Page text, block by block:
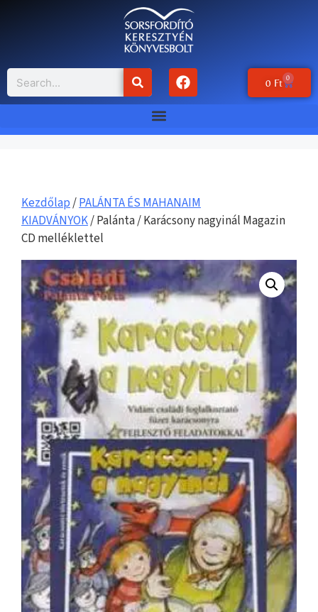
0 Ft 0
Kezdőlap/PALÁNTA ÉS MAHANAIM
KIADVÁNYOK/ Palánta / Karácsony nagyinál Magazin
CD melléklettel